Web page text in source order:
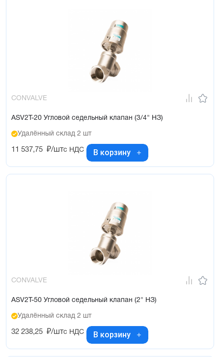
CONVALVE
ASV2T-20 Угловой седельный клапан (3/4" НЗ)
Удалённый склад 2 шт
11 537,75 ₽/штс НДС В корзину
CONVALVE
ASV2T-50 Угловой седельный клапан (2" НЗ)
Удалённый склад 2 шт
32 238,25 ₽/штс НДС В корзину